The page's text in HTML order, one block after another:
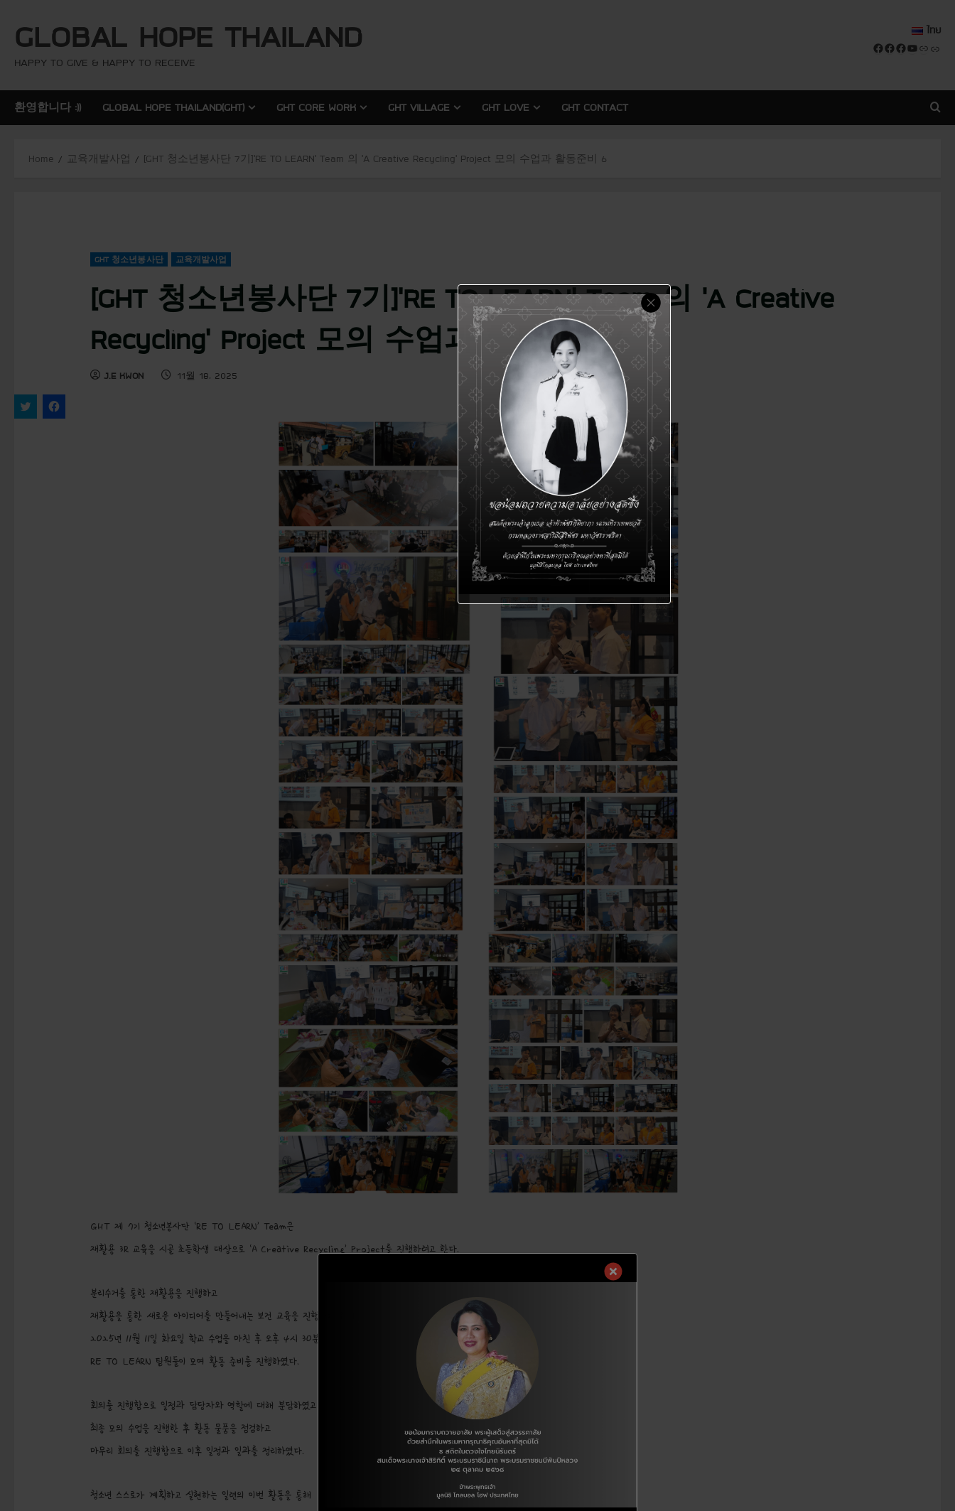
GLOBAL HOPE THAILAND
HAPPY TO GIVE & HAPPY TO RECEIVE
ไทย
Facebook Facebook Facebook YouTube Link Link
환영합니다 :)) GLOBAL HOPE THAILAND(GHT) GHT CORE WORK GHT VILLAGE GHT LOVE GHT CONTACT
Home 교육개발사업 [GHT 청소년봉사단 7기]’RE TO LEARN’ Team 의 ‘A Creative Recycling’ Project 모의 수업과 활동준비 6
GHT 청소년봉사단 교육개발사업
[GHT 청소년봉사단 7기]’RE TO LEARN’ Team 의 ‘A Creative
Recycling’ Project 모의 수업과 활동준비 6
J.E KWON 11월 18, 2025
GHT 제 7기 청소년봉사단 ‘RE TO LEARN’ Team은
재활용 3R 교육을 시골 초등학생 대상으로 ‘A Creative Recycling’ Project를 진행하려고 한다.
분리수거를 통한 재활용을 진행하고
재활용을 통한 새로운 아이디어를 만들어내는 보건 교육을 진행하기 위해
2025년 11월 11일 화요일 학교 수업을 마친 후 오후 4시 30분,
RE TO LEARN 팀원들이 모여 활동 준비를 진행하였다.
회의를 진행함으로 일정과 담당자와 역할에 대해 분담하였고
최종 모의 수업을 진행한 후 활동 물품을 점검하고
마무리 회의를 진행함으로 이후 일정과 일과를 정리하였다.
청소년 스스로가 계획하고 실현하는 일련의 이번 활동을 통해